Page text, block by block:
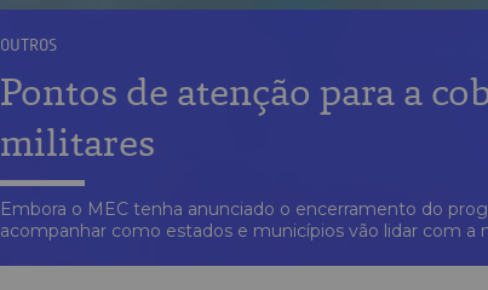
OUTROS
Pontos de atenção para a
militares
Embora o MEC tenha anunciado o encerramento do
acompanhar como estados e municípios vão lidar com a